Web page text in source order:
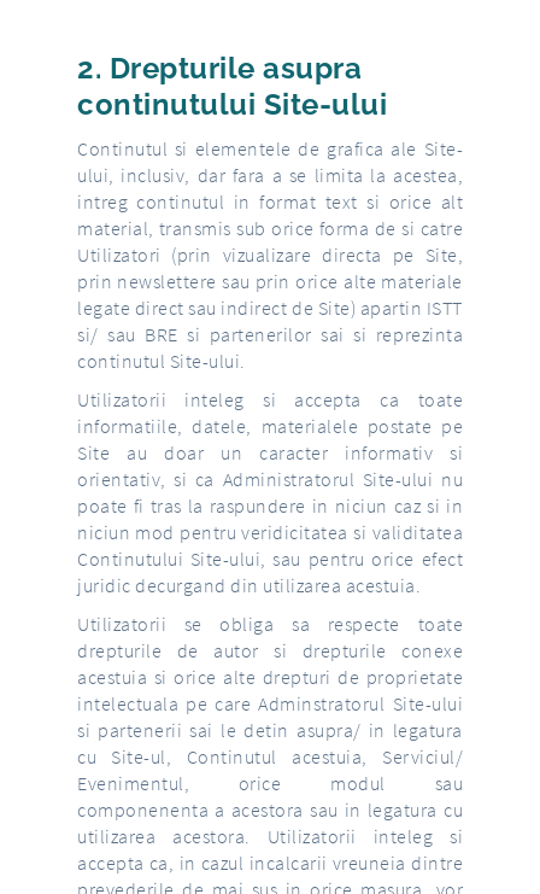
2. Drepturile asupra
continutului Site-ului
Continutul si elementele de grafica ale Site-
ului, inclusiv, dar fara a se limita la acestea,
intreg continutul in format text si orice alt
material, transmis sub orice forma de si catre
Utilizatori (prin vizualizare directa pe Site,
prin newslettere sau prin orice alte materiale
legate direct sau indirect de Site) apartin ISTT
si/ sau BRE si partenerilor sai si reprezinta
continutul Site-ului.
Utilizatorii inteleg si accepta ca toate
informatiile, datele, materialele postate pe
Site au doar un caracter informativ si
orientativ, si ca Administratorul Site-ului nu
poate fi tras la raspundere in niciun caz si in
niciun mod pentru veridicitatea si validitatea
Continutului Site-ului, sau pentru orice efect
juridic decurgand din utilizarea acestuia.
Utilizatorii se obliga sa respecte toate
drepturile de autor si drepturile conexe
acestuia si orice alte drepturi de proprietate
intelectuala pe care Adminstratorul Site-ului
si partenerii sai le detin asupra/ in legatura
cu Site-ul, Continutul acestuia, Serviciul/
Evenimentul, orice modul sau
componenenta a acestora sau in legatura cu
utilizarea acestora. Utilizatorii inteleg si
accepta ca, in cazul incalcarii vreuneia dintre
prevederile de mai sus in orice masura, vor